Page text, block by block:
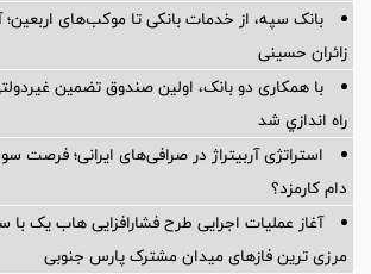
بانک سپه، از خدمات بانکی تا موکب‌های
زائران حسینی
با همکاری دو بانک، اولین صندوق تضمین
راه اندازي شد
استراتژی آربیتراژ در صرافی‌های ایرانی؛ فرصت
دام کارمزد؟
آغاز عملیات اجرایی طرح فشارافزایی هاب یک با
مرزی ترین فازهای میدان مشترک پارس جنوبی